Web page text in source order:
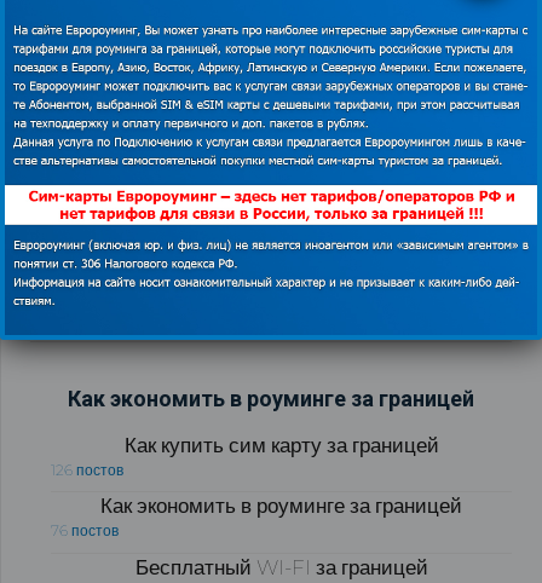
Приложения «Яндекс» стали ещё полезнее для
туристов
22.12.2017
Как экономить в роуминге за границей
Как купить сим карту за границей
126 постов
Как экономить в роуминге за границей
76 постов
Бесплатный WI-FI за границей